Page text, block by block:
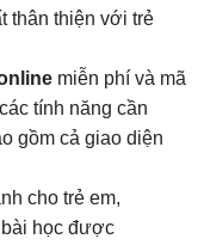
thân thiện với trẻ
miễn phí và mã
tính năng cần
gồm cả giao diện
cho trẻ em,
học được